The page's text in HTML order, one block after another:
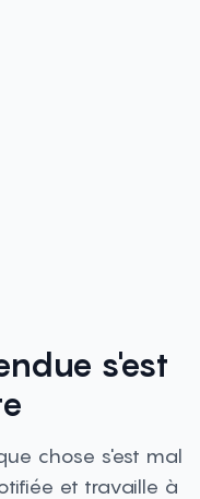
s'est
chose s'est mal
et travaille à